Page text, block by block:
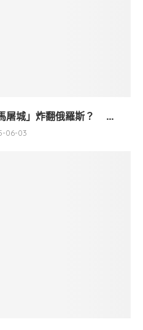
屠城」炸翻俄羅斯？ ...
06-03